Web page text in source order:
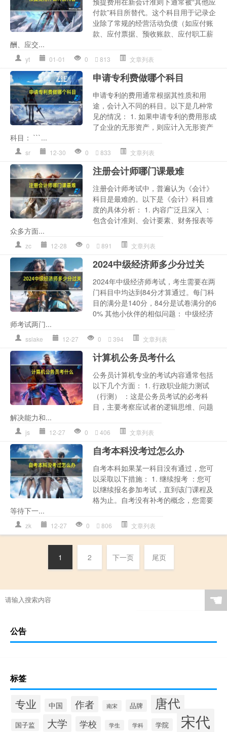
付款”科目所替代。这个科目用于记录企
业除了常规的经营活动负债（如应付账
款、应付票据、预收账款、应付职工薪
酬、应交...
yt 01-01 0 813 文章列表
申请专利费做哪个科目
申请专利的费用通常根据其性质和用
途，会计入不同的科目。以下是几种常
见的情况： 1. 如果申请专利的费用形成
了企业的无形资产，则应计入无形资产
科目： ```...
sr 12-30 0 833 文章列表
注册会计师哪门课最难
注册会计师考试中，普遍认为《会计》
科目是最难的。以下是《会计》科目难
度的具体分析： 1. 内容广泛且深入 ：
包含会计准则、会计要素、财务报表等
众多方面...
zc 12-28 0 891 文章列表
2024中级经济师多少分过关
2024年中级经济师考试，考生需要在两
门科目中均达到84分才算通过。每门科
目的满分是140分，84分是试卷满分的6
0% 其他小伙伴的相似问题： 中级经济
师考试两门...
sslake 12-27 0 394 文章列表
计算机公务员考什么
公务员计算机专业的考试内容通常包括
以下几个方面： 1. 行政职业能力测试
（行测） ：这是公务员考试的必考科
目，主要考察应试者的逻辑思维、问题
解决能力和...
js 12-27 0 406 文章列表
自考本科没考过怎么办
自考本科如果某一科目没有通过，您可
以采取以下措施： 1. 继续报考 ：您可
以继续报名参加考试，直到该门课程及
格为止。自考没有补考的概念，您需要
等待下一...
zk 12-27 0 806 文章列表
1 2 下一页 尾页
☚
公告
标签
专业 中国 作者 南宋 品牌 唐代
国子监 大学 学校 学生 学科 学院 宋代